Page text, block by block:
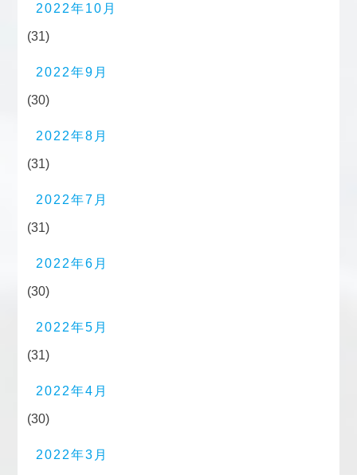
2022年10月
(31)
2022年9月
(30)
2022年8月
(31)
2022年7月
(31)
2022年6月
(30)
2022年5月
(31)
2022年4月
(30)
2022年3月